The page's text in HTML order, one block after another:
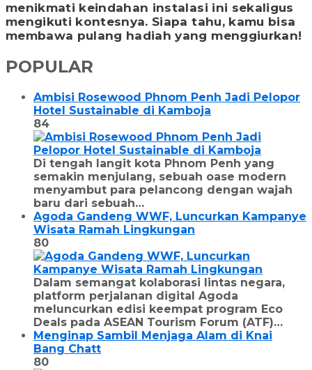
menikmati keindahan instalasi ini sekaligus
mengikuti kontesnya. Siapa tahu, kamu bisa
membawa pulang hadiah yang menggiurkan!
POPULAR
Ambisi Rosewood Phnom Penh Jadi Pelopor
Hotel Sustainable di Kamboja
84
Di tengah langit kota Phnom Penh yang
semakin menjulang, sebuah oase modern
menyambut para pelancong dengan wajah
baru dari sebuah…
Agoda Gandeng WWF, Luncurkan Kampanye
Wisata Ramah Lingkungan
80
Dalam semangat kolaborasi lintas negara,
platform perjalanan digital Agoda
meluncurkan edisi keempat program Eco
Deals pada ASEAN Tourism Forum (ATF)…
Menginap Sambil Menjaga Alam di Knai
Bang Chatt
80